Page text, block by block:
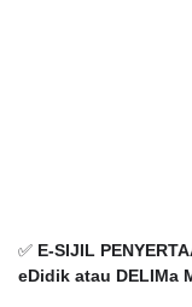
✅ E-SIJIL
eDidik atau DELIMa